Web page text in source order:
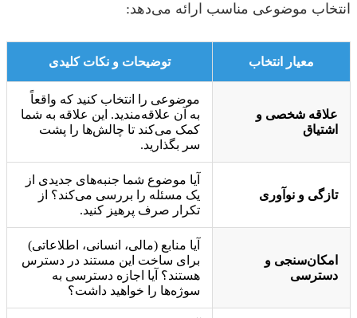
انتخاب موضوعی مناسب ارائه می‌دهد:
معیار انتخاب توضیحات و نکات کلیدی
علاقه شخصی و
اشتیاق
موضوعی را انتخاب کنید که واقعاً
به آن علاقه‌مندید. این علاقه به شما
کمک می‌کند تا چالش‌ها را پشت
سر بگذارید.
تازگی و نوآوری
آیا موضوع شما جنبه‌های جدیدی از
یک مسئله را بررسی می‌کند؟ از
تکرار صرف پرهیز کنید.
امکان‌سنجی و
دسترسی
آیا منابع (مالی، انسانی، اطلاعاتی)
برای ساخت این مستند در دسترس
هستند؟ آیا اجازه دسترسی به
سوژه‌ها را خواهید داشت؟